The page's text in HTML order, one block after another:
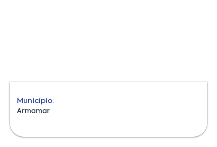
Município:
Armamar